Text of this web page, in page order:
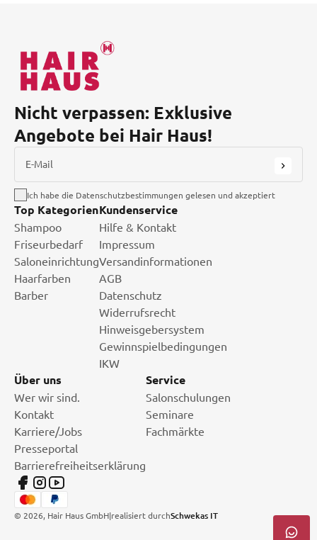
Nicht verpassen: Exklusive
Angebote bei Hair Haus!
E-Mail
Ich habe die Datenschutzbestimmungen gelesen und akzeptiert
Top Kategorien
Shampoo
Friseurbedarf
Saloneinrichtung
Haarfarben
Barber
Kundenservice
Hilfe & Kontakt
Impressum
Versandinformationen
AGB
Datenschutz
Widerrufsrecht
Hinweisgebersystem
Gewinnspielbedingungen
IKW
Über uns
Wer wir sind.
Kontakt
Karriere/Jobs
Presseportal
Barrierefreiheitserklärung
Service
Salonschulungen
Seminare
Fachmärkte
© 2026, Hair Haus GmbH|realisiert durchSchwekas IT